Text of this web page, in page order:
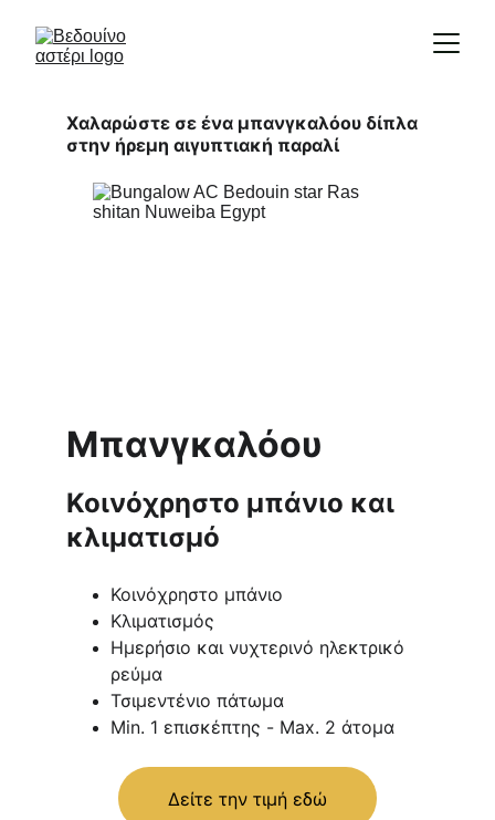
Μπανγκαλόου
Κοινόχρηστο μπάνιο και
κλιματισμό
Κοινόχρηστο μπάνιο
Κλιματισμός
Ημερήσιο και νυχτερινό ηλεκτρικό
ρεύμα
Τσιμεντένιο πάτωμα
Min. 1 επισκέπτης - Max. 2 άτομα
Χαλαρώστε σε ένα μπανγκαλόου δίπλα
στην ήρεμη αιγυπτιακή παραλί
Δείτε την τιμή εδώ